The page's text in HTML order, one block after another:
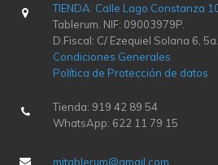
TIENDA: Calle Lago Constanza
Tablerum. NIF: 09003979P.
D.Fiscal: C/ Ezequiel Solana 6,
Condiciones Generales
Política de Protección de datos
Tienda: 919 42 89 54
WhatsApp: 622 11 79 15
mitablerum@gmail.com